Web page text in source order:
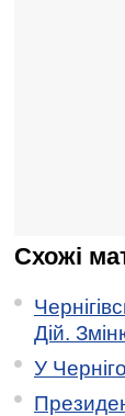
Схожі
Дій.
У